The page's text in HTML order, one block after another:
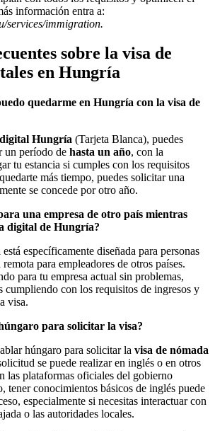
información entra a:
services/immigration.
sobre la visa de
en Hungría
quedarme en Hungría con la visa de
Hungría (Tarjeta Blanca), puedes
un período de hasta un año, con la
tu estancia si cumples con los requisitos
más tiempo, puedes solicitar una
se concede por otro año.
una empresa de otro país mientras
digital de Hungría?
está específicamente diseñada para personas
para empleadores de otros países.
para tu empresa actual sin problemas,
cumpliendo con los requisitos de ingresos y
visa.
para solicitar la visa?
húngaro para solicitar la visa de nómada
se puede realizar en inglés o en otros
las plataformas oficiales del gobierno
tener conocimientos básicos de inglés puede
especialmente si necesitas interactuar con
o las autoridades locales.